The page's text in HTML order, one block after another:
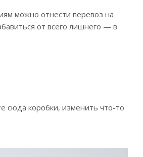
можно отнести перевоз на
от всего лишнего — в
сюда коробки, изменить что-то